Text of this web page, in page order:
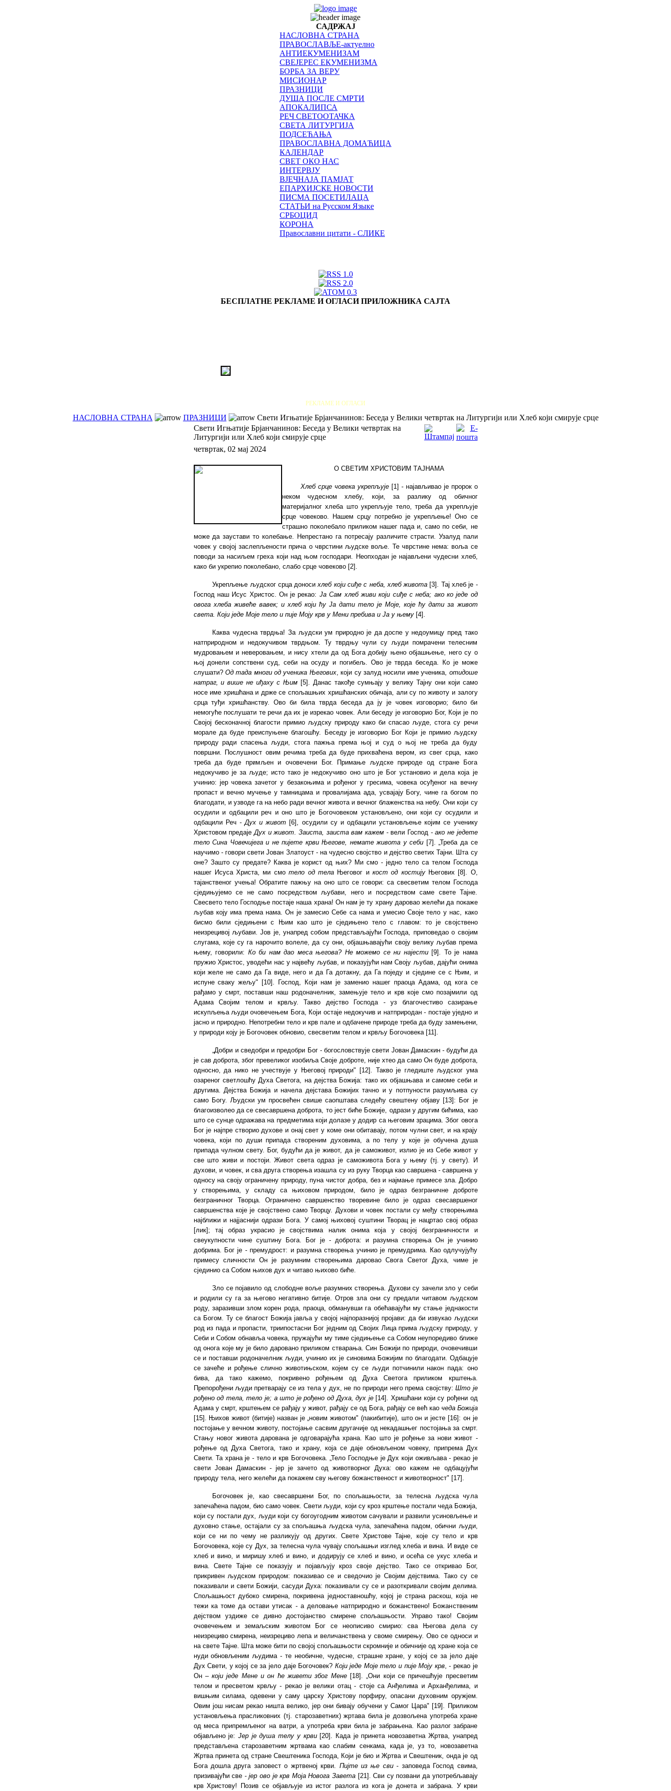
САДРЖАЈ
НАСЛОВНА СТРАНА
ПРАВОСЛАВЉЕ-актуелно
АНТИЕКУМЕНИЗАМ
СВЕЈЕРЕС ЕКУМЕНИЗМА
БОРБА ЗА ВЕРУ
МИСИОНАР
ПРАЗНИЦИ
ДУША ПОСЛЕ СМРТИ
АПОКАЛИПСА
РЕЧ СВЕТООТАЧКА
СВЕТА ЛИТУРГИЈА
ПОДСЕЋАЊА
ПРАВОСЛАВНА ДОМАЋИЦА
КАЛЕНДАР
СВЕТ ОКО НАС
ИНТЕРВЈУ
ВЈЕЧНАЈА ПАМЈАТ
ЕПАРХИЈСКЕ НОВОСТИ
ПИСМА ПОСЕТИЛАЦА
СТАТЬИ на Русском Языке
СРБОЦИД
КОРОНА
Православни цитати - СЛИКЕ
БЕСПЛАТНЕ РЕКЛАМЕ И ОГЛАСИ ПРИЛОЖНИКА САЈТА
РЕКЛАМЕ И ОГЛАСИ
НАСЛОВНА СТРАНА ПРАЗНИЦИ
Свети Игњатије Брјанчанинов: Беседа у Велики четвртак на Литургији или Хлеб који смирује срце
Свети Игњатије Брјанчанинов: Беседа у Велики четвртак на
Литургији или Хлеб који смирује срце
четвртак, 02 мај 2024
О СВЕТИМ ХРИСТОВИМ ТАЈНАМА
Хлеб срце човека укрепљује [1] - најављивао је пророк о
неком чудесном хлебу, који, за разлику од обичног
материјалног хлеба што укрепљује тело, треба да укрепљује
срце човеково. Нашем срцу потребно је укрепљење! Оно се
страшно поколебало приликом нашег пада и, само по себи, не
може да заустави то колебање. Непрестано га потресају различите страсти. Узалуд пали
човек у својој заслепљености прича о чврстини људске воље. Те чврстине нема: воља се
поводи за насиљем греха који над њом господари. Неопходан је најављени чудесни хлеб,
како би укрепио поколебано, слабо срце човеково[2] .
Укрепљење људског срца доносихлеб који сиђе с неба, хлеб живота [3] . Тај хлеб је -
Господ наш Исус Христос. Он је рекао: Jа Сам хлеб живи који сиђе с неба; ако ко једе од
овога хлеба живеће вавек; и хлеб који ћу Ја дати тело је Моје, које ћу дати за живот
света. Који једе Моје тело и пије Моју крв у Мени пребива и Ја у њему[4] .
Каква чудесна тврдња! За људски ум природно је да доспе у недоумицу пред тако
натприродном и недокучивом тврдњом. Ту тврдњу чули су људи помрачени телесним
мудровањем и неверовањем, и нису хтели да од Бога добију њено објашњење, него су о
њој донели сопствени суд, себи на осуду и погибељ. Ово је тврда беседа. Ко је може
слушати? Од тада многи од ученика Његових, који су залуд носили име ученика, отидоше
натраг, и више не иђаху с Њим [5]. Данас такође сумњају у велику Тајну они који само
носе име хришћана и држе се спољашњих хришћанских обичаја, али су по животу и залогу
срца туђи хришћанству. Ово би била тврда беседа да ју је човек изговорио; било би
немогуће послушати те речи да их је изрекао човек. Али беседу је изговорио Бог, Који је по
Својој бесконачној благости примио људску природу како би спасао људе, стога су речи
морале да буде преиспуњене благошћу. Беседу је изговорио Бог Који је примио људску
природу ради спасења људи, стога пажња према њој и суд о њој не треба да буду
површни. Послушност овим речима треба да буде прихваћена вером, из свег срца, како
треба да буде примљен и очовечени Бог. Примање људске природе од стране Бога
недокучиво је за људе; исто тако је недокучиво оно што је Бог установио и дела која је
учинио: јер човека зачетог у безакоњима и рођеног у гресима, човека осуђеног на вечну
пропаст и вечно мучење у тамницама и провалијама ада, усвајају Богу, чине га богом по
благодати, и узводе га на небо ради вечног живота и вечног блаженства на небу. Они који су
осудили и одбацили реч и оно што је Богочовеком установљено, они који су осудили и
одбацили Реч -Дух и живот [6], осудили су и одбацили установљење којим се ученику
Христовом предајеДух и живот. Заиста, заиста вам кажем- вели Господ -ако не једете
тело Сина Човечијега и не пијете крви Његове, немате живота у себи [7]. „Треба да се
научимо - говори свети Јован Златоуст - на чудесно својство и дејство светих Тајни. Шта су
оне? Зашто су предате? Каква је корист од њих? Ми смо - једно тело са телом Господа
нашег Исуса Христа, ми смотело од телаЊеговог и кост од костијуЊегових [8]. О,
тајанственог учења! Обратите пажњу на оно што се говори: са свесветим телом Господа
сједињујемо се не само посредством љубави, него и посредством саме свете Тајне.
Свесвето тело Господње постаје наша храна! Он нам је ту храну даровао желећи да покаже
љубав коју има према нама. Он је замесио Себе са нама и умесио Своје тело у нас, како
бисмо били сједињени с Њим као што је сједињено тело с главом: то је својствено
неизрецивој љубави. Јов је, унапред собом представљајући Господа, приповедао о својим
слугама, које су га нарочито волеле, да су они, објашњавајући своју велику љубав према
њему, говорили: Ко би нам дао меса његова? Не можемо се ни најести[9]. То је нама
пружио Христос, уводећи нас у највећу љубав, и показујући нам Своју љубав, дајући онима
који желе не само да Га виде, него и да Га дотакну, да Га поједу и сједине се с Њим, и
испуне сваку жељу" [10]. Господ, Који нам је заменио нашег праоца Адама, од кога се
рађамо у смрт, поставши наш родоначелник, замењује тело и крв које смо позајмили од
Адама Својим телом и крвљу. Такво дејство Господа - уз благочестиво сазирање
искупљења људи очовечењем Бога, Који остаје недокучив и натприродан - постаје уједно и
јасно и природно. Непотребни тело и крв пале и одбачене природе треба да буду замењени,
у природи коју је Богочовек обновио, свесветим телом и крвљу Богочовека [11].
„Добри и сведобри и предобри Бог - богословствује свети Јован Дамаскин - будући да
је сав доброта, због превеликог изобиља Своје доброте, није хтео да само Он буде доброта,
односно, да нико не учествује у Његовој природи" [12]. Такво је гледиште људског ума
озареног светлошћу Духа Светога, на дејства Божија: тако их објашњава и самоме себи и
другима. Дејства Божија и начела дејстава Божијих тачно и у потпуности разумљива су
само Богу. Људски ум просвећен свише саопштава следећу свештену објаву [13]: Бог је
благоизволео да се свесавршена доброта, то јест биће Божије, одрази у другим бићима, као
што се сунце одражава на предметима који долазе у додир са његовим зрацима. Због овога
Бог је најпре створио духове и онај свет у коме они обитавају, потом чулни свет, и на крају
човека, који по души припада створеним духовима, а по телу у које је обучена душа
припада чулном свету. Бог, будући да је живот, да је саможивот, излио је из Себе живот у
све што живи и постоји. Живот света одраз је саможивота Бога у њему (тј. у свету). И
духови, и човек, и сва друга створења изашла су из руку Творца као савршена - савршена у
односу на своју ограничену природу, пуна чистог добра, без и најмање примесе зла. Добро
у створењима, у складу са њиховом природом, било је одраз безграничне доброте
безграничног Творца. Ограничено савршенство творевине било је одраз свесавршеног
савршенства које је својствено само Творцу. Духови и човек постали су међу створењима
најближи и најјаснији одрази Бога. У самој њиховој суштини Творац је нацртао свој образ
[лик]; тај образ украсио је својствима налик онима која у својој безграничности и
свеукупности чине суштину Бога. Бог је - доброта: и разумна створења Он је учинио
добрима. Бог је - премудрост: и разумна створења учинио је премудрима. Као одлучујућу
примесу сличности Он је разумним створењима даровао Свога Светог Духа, чиме је
сјединио са Собом њихов дух и читаво њихово биће.
Зло се појавило од слободне воље разумних створења. Духови су зачели зло у себи
и родили су га за његово негативно битије. Отров зла они су предали читавом људском
роду, заразивши злом корен рода, праоца, обманувши га обећавајући му стање једнакости
са Богом. Ту се благост Божија јавља у својој најпоразнијој пројави: да би извукао људски
род из пада и пропасти, триипостасни Бог једним од Својих Лица прима људску природу, у
Себи и Собом обнавља човека, пружајући му тиме сједињење са Собом неупоредиво ближе
од онога које му је било даровано приликом стварања. Син Божији по природи, очовечивши
се и поставши родоначелник људи, учинио их је синовима Божијим по благодати. Одбацује
се зачеће и рођење слично животињском, којем су се људи потчинили након пада: оно
бива, да тако кажемо, покривено рођењем од Духа Светога приликом крштења.
Препорођени људи претварају се из тела у дух, не по природи него према својству:Што је
рођено од тела, тело је; а што је рођено од Духа, дух је[14]. Хришћани који су рођени од
Адама у смрт, крштењем се рађају у живот, рађају се од Бога, рађају се већ као чеда Божија
[15]. Њихов живот (битије) назван је „новим животом" (пакибитије), што он и јесте [16] : он је
постојање у вечном животу, постојање сасвим другачије од некадашњег постојања за смрт.
Стању новог живота дарована је одговарајућа храна. Као што је рођење за нови живот -
рођење од Духа Светога, тако и храну, која се даје обновљеном човеку, припрема Дух
Свети. Та храна је - тело и крв Богочовека. „Тело Господње је Дух који оживљава - рекао је
свети Јован Дамаскин - јер је зачето од животворног Духа: ово кажем не одбацујући
природу тела, него желећи да покажем сву његову божанственост и животворност" [17].
Богочовек је, као свесавршени Бог, по спољашњости, за телесна људска чула
запечаћена падом, био само човек. Свети људи, који су кроз крштење постали чеда Божија,
који су постали дух, људи који су богоугодним животом сачували и развили усиновљење и
духовно стање, остајали су за спољашња људска чула, запечаћена падом, обични људи,
који се ни по чему не разликују од других. Свете Христове Тајне, које су тело и крв
Богочовека, које су Дух, за телесна чула чувају спољашњи изглед хлеба и вина. И виде се
хлеб и вино, и миришу хлеб и вино, и додирују се хлеб и вино, и осећа се укус хлеба и
вина. Свете Тајне се показују и појављују кроз своје дејство. Тако се откривао Бог,
прикривен људском природом: показивао се и сведочио је Својим дејствима. Тако су се
показивали и свети Божији, сасуди Духа: показивали су се и разоткривали својим делима.
Спољашњост дубоко смирена, покривена једноставношћу, којој је страна раскош, која не
тежи ка томе да остави утисак - а деловање натприродно и божанствено! Божанственим
дејством уздиже се дивно достојанство смирене спољашњости. Управо тако! Својим
очовечењем и земаљским животом Бог се неописиво смирио: сва Његова дела су
неизрециво смирена, неизрециво лепа и величанствена у своме смирењу. Ово се односи и
на свете Тајне. Шта може бити по својој спољашњости скромније и обичније од хране која се
нуди обновљеним људима - те необичне, чудесне, страшне хране, у којој се за јело даје
Дух Свети, у којој се за јело даје Богочовек? Који једе Моје тело и пије Моју крв, - рекао је
Он –који једе Мене и он ће живети због Мене[18] . „Они који се причешћује пресветим
телом и пресветом крвљу - рекао је велики отац - стоје са Анђелима и Арханђелима, и
вишњим силама, одевени у саму царску Христову порфиру, опасани духовним оружјем.
Овим још нисам рекао ништа велико, јер они бивају обучени у Самог Цара" [19] . Приликом
установљења прасликовних (тј. старозаветних) жртава била је дозвољена употреба хране
од меса припремљеног на ватри, а употреба крви била је забрањена. Као разлог забране
објављено је: Јер је душа телу у крви [20]. Када је принета новозаветна Жртва, унапред
представљена старозаветним жртвама као слабим сенкама, када је, уз то, новозаветна
Жртва принета од стране Свештеника Господа, Који је био и Жртва и Свештеник, онда је од
Бога дошла друга заповест о жртвеној крви. Пијте из ње сви- заповеда Господ свима,
призивајући све -јер ово је крв Моја Новога Завета [21]. Сви су позвани да употребљавају
крв Христову! Позив се објављује из истог разлога из кога је донета и забрана. У крви